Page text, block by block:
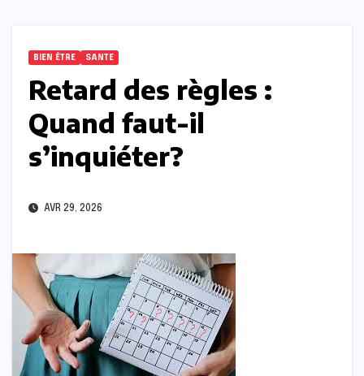
BIEN ÊTRE SANTE
Retard des règles :
Quand faut-il
s’inquiéter?
AVR 29, 2026